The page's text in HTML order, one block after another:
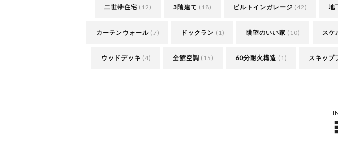
二世帯住宅 (12) 3階建て (18) ビルトインガレージ (42) 地
カーテンウォール (7) ドックラン (1) 眺望のいい家 (10) スケ
ウッドデッキ (4) 全館空調 (15) 60分耐火構造 (1) スキップ